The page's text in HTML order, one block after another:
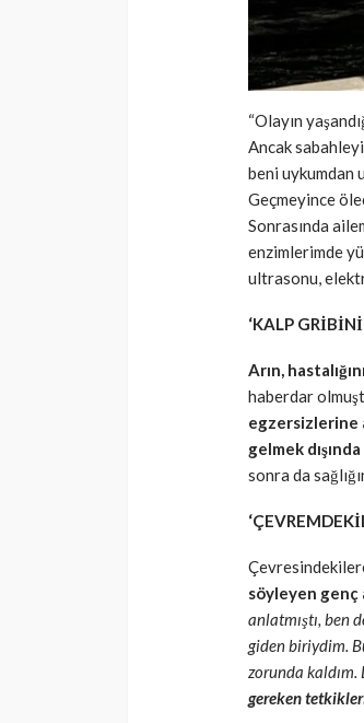
“Olayın
Ancak
beni uykumdan
Geçmeyince
Sonrasında
enzimlerimde
ultrasonu,
‘KALP
Arın,
haberdar
egzersizlerine
gelmek
sonra da
söyleyen genç
anlatmıştı, ben
giden biriydim.
zorunda kaldım.
gereken